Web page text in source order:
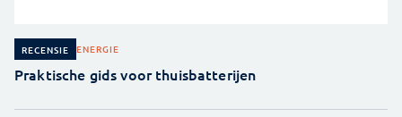
RECENSIE ENERGIE
Praktische gids voor thuisbatterijen